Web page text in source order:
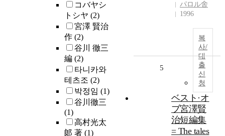
コバヤシ
トシヤ (2)
宮澤 賢治
作 (2)
谷川 徹三
編 (2)
타니카와
테츠조 (2)
박정임 (1)
谷川徹三
(1)
高村光太
郞 著 (1)
パロル舍
1996
복
사/
대
출
신
청
5
ベスト·オ
ブ宮澤賢
治短編集
= The tales